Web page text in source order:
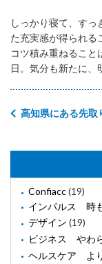
しっかり寝て、すっ
た充実感が得られる
コツ積み重ねること
日。気分も新たに、
高知県にある先取
Confiacc(19)
インパルス 時
デザイン (19)
ビジネス やわ
ヘルスケア よ